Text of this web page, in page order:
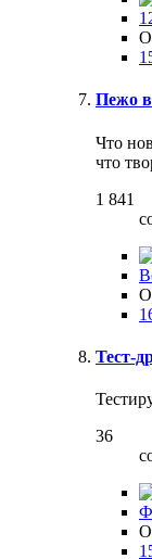
Пежо
Что
что
1 841
Тест-
36